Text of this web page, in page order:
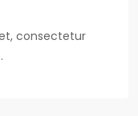
consectetur